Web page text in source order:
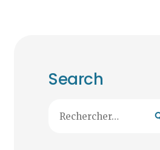
Search